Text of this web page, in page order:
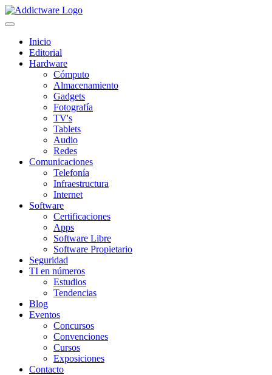
Inicio
Editorial
Hardware
Cómputo
Almacenamiento
Gadgets
Fotografía
TV's
Tablets
Audio
Redes
Comunicaciones
Telefonía
Infraestructura
Internet
Software
Certificaciones
Apps
Software Libre
Software Propietario
Seguridad
TI en números
Estudios
Tendencias
Blog
Eventos
Concursos
Convenciones
Cursos
Exposiciones
Contacto